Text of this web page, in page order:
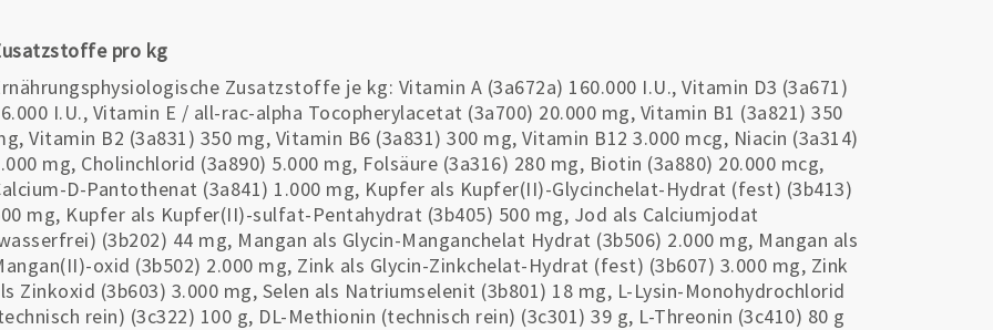
pro kg
Zusatzstoffe je kg: Vitamin A (3a672a) 160.000 I.U., Vitamin D3 (3a671)
I.U., Vitamin E / all-rac-alpha Tocopherylacetat (3a700) 20.000 mg, Vitamin B1 (3a821) 350
Vitamin B2 (3a831) 350 mg, Vitamin B6 (3a831) 300 mg, Vitamin B12 3.000 mcg, Niacin (3a314)
mg, Cholinchlorid (3a890) 5.000 mg, Folsäure (3a316) 280 mg, Biotin (3a880) 20.000 mcg,
D-Pantothenat (3a841) 1.000 mg, Kupfer als Kupfer(II)-Glycinchelat-Hydrat (fest) (3b413)
mg, Kupfer als Kupfer(II)-sulfat-Pentahydrat (3b405) 500 mg, Jod als Calciumjodat
(3b202) 44 mg, Mangan als Glycin-Manganchelat Hydrat (3b506) 2.000 mg, Mangan als
oxid (3b502) 2.000 mg, Zink als Glycin-Zinkchelat-Hydrat (fest) (3b607) 3.000 mg, Zink
Zinkoxid (3b603) 3.000 mg, Selen als Natriumselenit (3b801) 18 mg, L-Lysin-Monohydrochlorid
rein) (3c322) 100 g, DL-Methionin (technisch rein) (3c301) 39 g, L-Threonin (3c410) 80 g